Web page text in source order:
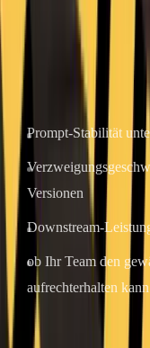
Abschließende
Bevor Sie sich intern
Prompt-Stabilität
Versionen
Downstream-
ob Ihr Team den
aufrechterhalten kann
Wenn Sie heute nur ein